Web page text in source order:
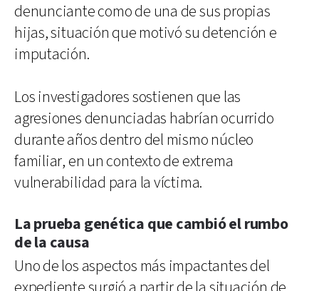
denunciante como de una de sus propias
hijas, situación que motivó su detención e
imputación.
Los investigadores sostienen que las
agresiones denunciadas habrían ocurrido
durante años dentro del mismo núcleo
familiar, en un contexto de extrema
vulnerabilidad para la víctima.
La prueba genética que cambió el rumbo
de la causa
Uno de los aspectos más impactantes del